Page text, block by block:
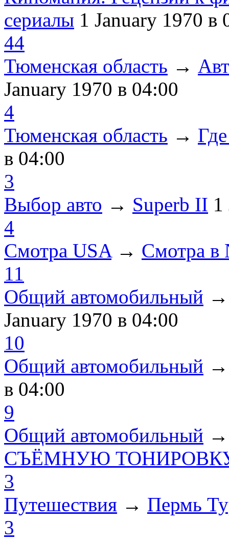
сериалы 1 January 1970 в
44
Тюменская область →
January 1970 в 04:00
4
Тюменская область →
в 04:00
3
Выбор авто → Superb II
4
Смотра USA→ Смотра в
11
Общий автомобильный
January 1970 в 04:00
10
Общий автомобильный
в 04:00
9
Общий автомобильный
СЪЁМНУЮ
3
Путешествия → Пермь
3